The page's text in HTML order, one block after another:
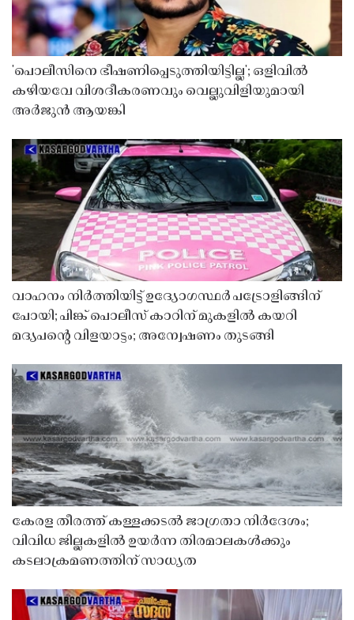
'പൊലീസിനെ ഭീഷണിപ്പെടുത്തിയിട്ടില്ല'; ഒളിവിൽ
കഴിയവേ വിശദീകരണവും വെല്ലുവിളിയുമായി
അർജുൻ ആയങ്കി
വാഹനം നിർത്തിയിട്ട് ഉദ്യോഗസ്ഥർ പട്രോളിങ്ങിന്
പോയി; പിങ്ക് പൊലീസ് കാറിന് മുകളിൽ കയറി
മദ്യപൻ്റെ വിളയാട്ടം; അന്വേഷണം തുടങ്ങി
കേരള തീരത്ത് കള്ളക്കടൽ ജാഗ്രതാ നിർദേശം;
വിവിധ ജില്ലകളിൽ ഉയർന്ന തിരമാലകൾക്കും
കടലാക്രമണത്തിന് സാധ്യത